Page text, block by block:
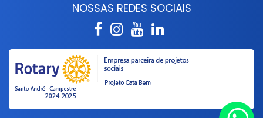
NOSSAS REDES SOCIAIS